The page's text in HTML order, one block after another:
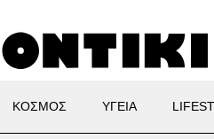
ΚΟΣΜΟΣ ΥΓΕΙΑ